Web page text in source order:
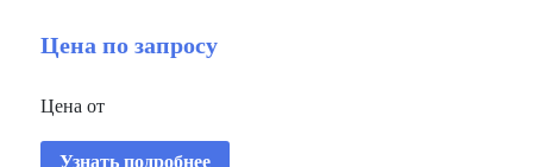
Цена по запросу
Цена от
Узнать подробнее